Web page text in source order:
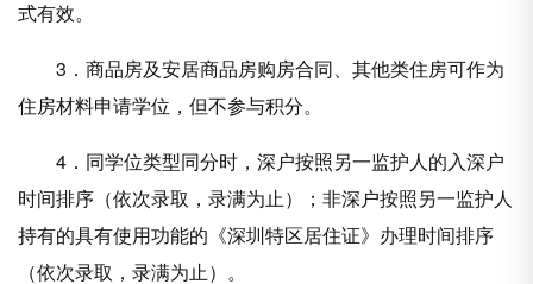
式有效。
3 ．商品房及安居商品房购房合同、其他类住房可作为
住房材料申请学位，但不参与积分。
4 ．同学位类型同分时，深户按照另一监护人的入深户
时间排序（依次录取，录满为止）；非深户按照另一监护人
持有的具有使用功能的《深圳特区居住证》办理时间排序
（依次录取，录满为止）。